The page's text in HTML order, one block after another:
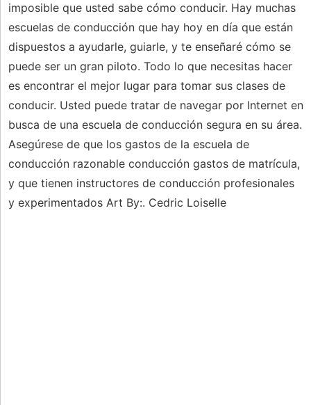
imposible que usted sabe cómo conducir. Hay muchas
escuelas de conducción que hay hoy en día que están
dispuestos a ayudarle, guiarle, y te enseñaré cómo se
puede ser un gran piloto. Todo lo que necesitas hacer
es encontrar el mejor lugar para tomar sus clases de
conducir. Usted puede tratar de navegar por Internet en
busca de una escuela de conducción segura en su área.
Asegúrese de que los gastos de la escuela de
conducción razonable conducción gastos de matrícula,
y que tienen instructores de conducción profesionales
y experimentados Art By:. Cedric Loiselle